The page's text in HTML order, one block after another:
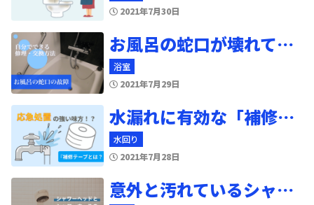
2021年7月30日
お風呂の蛇口が壊れてしまった！自分で修理・交換する時の方法とは？
浴室
2021年7月29日
水漏れに有効な「補修テープ」とは？テープを使った水漏れ応急処置の手順
水回り
2021年7月28日
意外と汚れているシャワーヘッドとシャワーホースの掃除方法とは？